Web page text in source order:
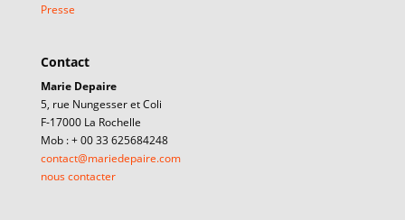
Presse
Contact
Marie Depaire
5, rue Nungesser et Coli
F-17000 La Rochelle
Mob : + 00 33 625684248
contact@mariedepaire.com
nous contacter